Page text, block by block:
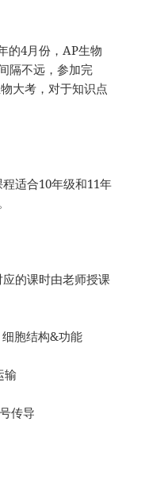
的4月份，AP生物
隔不远，参加完
大考，对于知识点
适合10年级和11年
的课时由老师授课
胞结构&功能
输
传导